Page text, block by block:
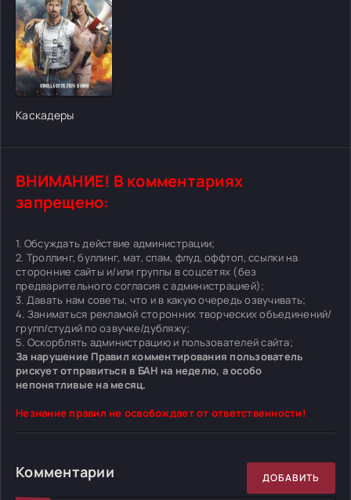
[/xfgiven_cvh_poster_urlcvh_poster_url]
Каскадеры
ВНИМАНИЕ! В комментариях
запрещено:
1. Обсуждать действие администрации;
2. Троллинг, буллинг, мат, спам, флуд, оффтоп, ссылки на
сторонние сайты и/или группы в соцсетях (без
предварительного согласия с администрацией);
3. Давать нам советы, что и в какую очередь озвучивать;
4. Заниматься рекламой сторонних творческих объединений/
групп/студий по озвучке/дубляжу;
5. Оскорблять администрацию и пользователей сайта;
За нарушение Правил комментирования пользователь
рискует отправиться в БАН на неделю, а особо
непонятливые на месяц.
Незнание правил не освобождает от ответственности!
Комментарии ДОБАВИТЬ